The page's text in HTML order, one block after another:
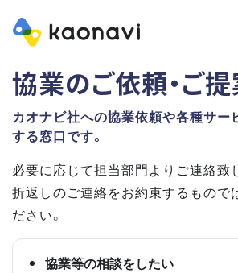
協業のご依頼・ご
カオナビ社への協業依頼や各種サー
する窓口です。
必要に応じて担当部門よりご連絡致
折返しのご連絡をお約束するもので
ださい。
協業等の相談をしたい